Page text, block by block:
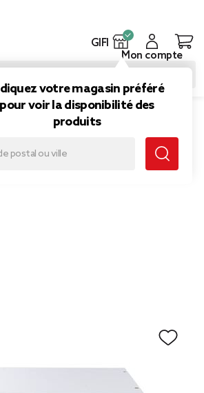
GIFI
votre magasin préféré
pour voir la disponibilité des
produits
Mon compte
Box Cube demi
métal